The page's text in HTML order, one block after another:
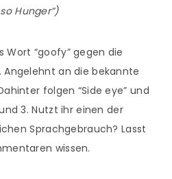
Hunger”)
Wort “goofy” gegen die
Angelehnt an die bekannte
folgen “Side eye” und
3. Nutzt ihr einen der
Sprachgebrauch? Lasst
wissen.